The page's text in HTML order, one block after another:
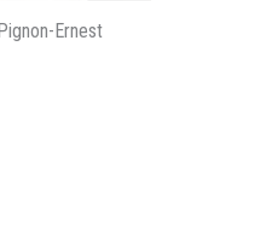
Ernest